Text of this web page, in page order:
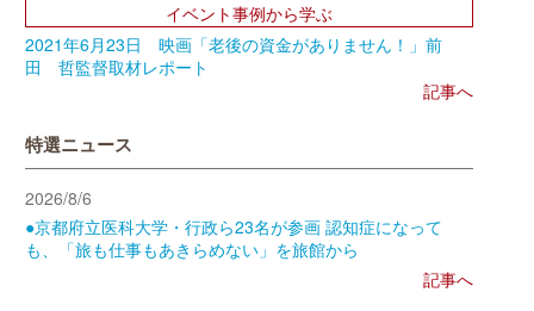
イベント事例から学ぶ
2021年6月23日 映画「老後の資金がありません！」前
田 哲監督取材レポート
記事へ
特選ニュース
2026/8/6
●京都府立医科大学・行政ら23名が参画 認知症になって
も、「旅も仕事もあきらめない」を旅館から
記事へ